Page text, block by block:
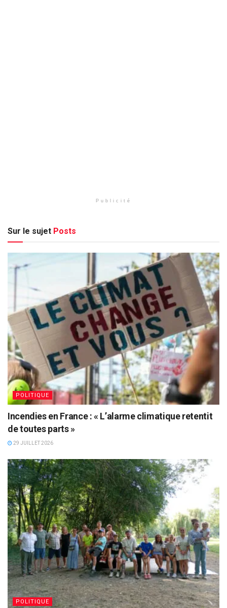
Publicité
Sur le sujet Posts
POLITIQUE
Incendies en France : « L’alarme climatique retentit
de toutes parts »
29 JUILLET 2026
POLITIQUE